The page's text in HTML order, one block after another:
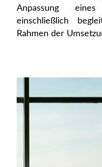
Anpassung eines
einschließlich
Rahmen der